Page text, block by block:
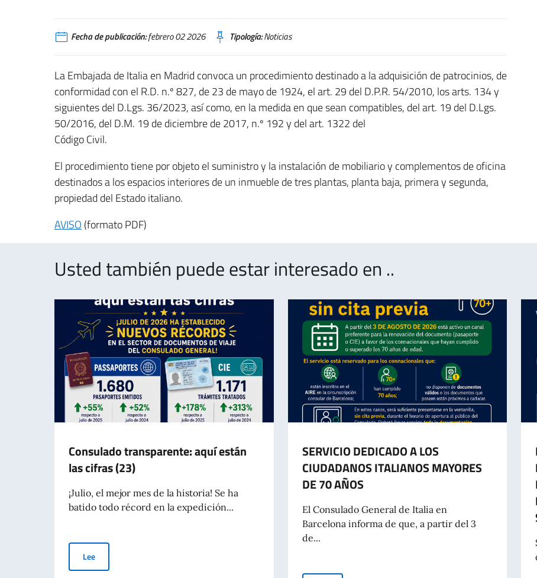
Fecha de publicación:febrero 02 2026 Tipología:Noticias
La Embajada de Italia en Madrid convoca un procedimiento destinado a la adquisición de patrocinios, de
conformidad con el R.D. n.º 827, de 23 de mayo de 1924, el art. 29 del D.P.R. 54/2010, los arts. 134 y
siguientes del D.Lgs. 36/2023, así como, en la medida en que sean compatibles, del art. 19 del D.Lgs.
50/2016, del D.M. 19 de diciembre de 2017, n.º 192 y del art. 1322 del
Código Civil.
El procedimiento tiene por objeto el suministro y la instalación de mobiliario y complementos de oficina
destinados a los espacios interiores de un inmueble de tres plantas, planta baja, primera y segunda,
propiedad del Estado italiano.
AVISO (formato PDF)
Usted también puede estar interesado en ..
Consulado transparente: aquí están
las cifras (23)
¡Julio, el mejor mes de la historia! Se ha
batido todo récord en la expedición...
LeeConsulado transparente: aquí están las cifras (23)
SERVICIO DEDICADO A LOS
CIUDADANOS ITALIANOS MAYORES
DE 70 AÑOS
El Consulado General de Italia en
Barcelona informa de que, a partir del 3
de...